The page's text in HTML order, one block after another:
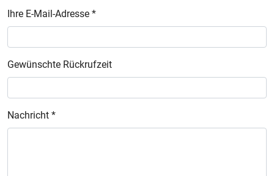
Ihre E-Mail-Adresse *
Gewünschte Rückrufzeit
Nachricht *